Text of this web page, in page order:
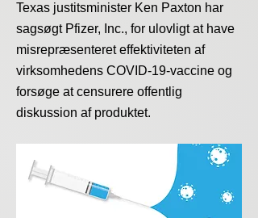
Texas justitsminister Ken Paxton har
sagsøgt Pfizer, Inc., for ulovligt at have
misrepræsenteret effektiviteten af ​​
virksomhedens COVID-19-vaccine og
forsøge at censurere offentlig
diskussion af produktet.